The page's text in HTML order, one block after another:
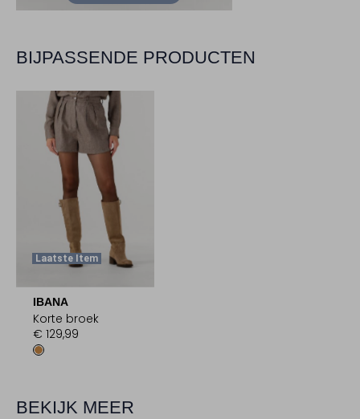
BIJPASSENDE PRODUCTEN
Laatste Item
IBANA
Korte broek
€ 129,99
BEKIJK MEER